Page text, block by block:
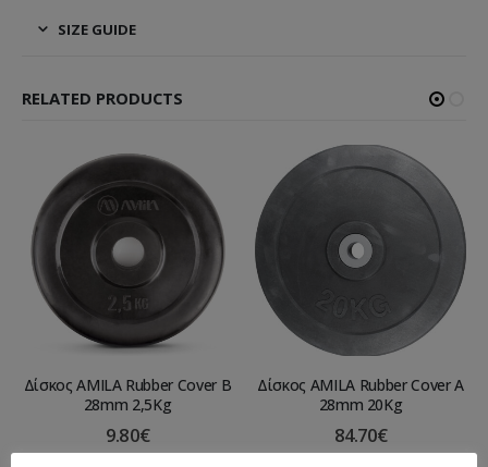
SIZE GUIDE
RELATED PRODUCTS
Δίσκος AMILA Rubber Cover B
28mm 2,5Kg
9.80€
Δίσκος AMILA Rubber Cover A
28mm 20Kg
84.70€